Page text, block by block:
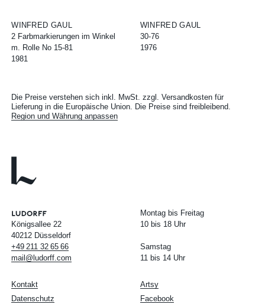
WINFRED GAUL
2 Farbmarkierungen im Winkel
m. Rolle No 15-81
1981
WINFRED GAUL
30-76
1976
Die Preise verstehen sich inkl. MwSt. zzgl. Versandkosten für
Lieferung in die Europäische Union. Die Preise sind freibleibend.
Region und Währung anpassen
Königsallee 22
40212 Düsseldorf
+49 211 32 65 66
mail@ludorff.com
Montag bis Freitag
10 bis 18 Uhr
Samstag
11 bis 14 Uhr
Artsy
Facebook
Kontakt
Datenschutz